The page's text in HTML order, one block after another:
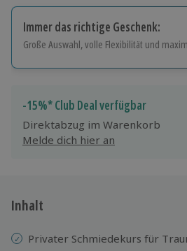
Immer das richtige Geschenk:
Große Auswahl, volle Flexibilität und
Jeder Gutschein für alle Erlebnisse
Maximale Sicherheit
10 Jahre gültig & verlängerbar.
-15%* Club Deal verfügbar
Direktabzug im Warenkorb
Melde dich hier an
Inhalt
Privater Schmiedekurs für